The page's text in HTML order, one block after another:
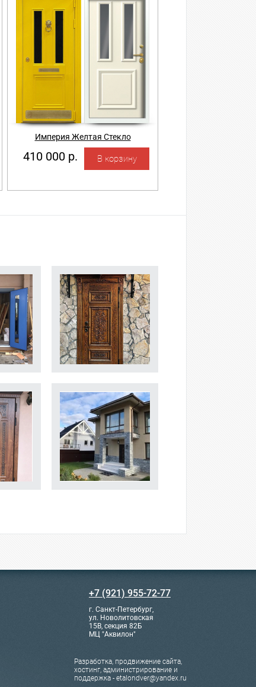
Империя Желтая Стекло
410 000 р.
+7 (921) 955-72-77
г. Санкт-Петербург,
ул. Новолитовская
15В, секция 82Б
МЦ "Аквилон"
Разработка, продвижение сайта,
хостинг, администрирование и
поддержка - etalondver@yandex.ru